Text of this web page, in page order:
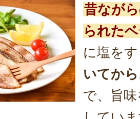
昔なが
られた
に塩を
いてか
で、旨